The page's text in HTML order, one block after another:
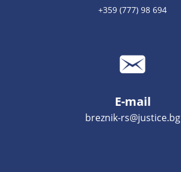
+359 (777) 98 694
E-mail
breznik-rs@justice.bg